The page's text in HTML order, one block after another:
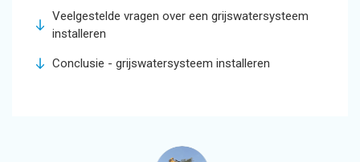
Veelgestelde vragen over een grijswatersysteem
installeren
Conclusie - grijswatersysteem installeren